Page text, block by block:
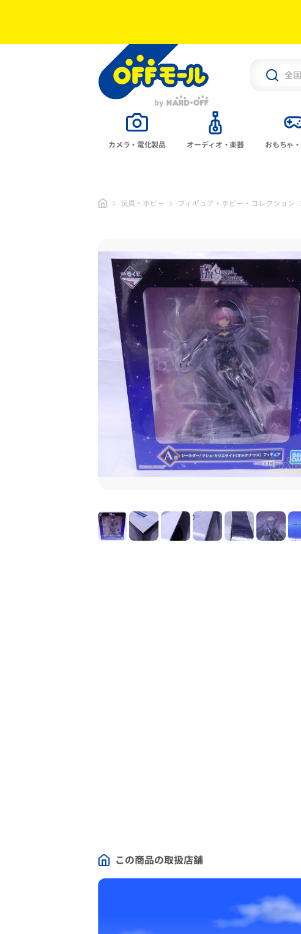
カメラ・電化製品 オーディオ・楽器 おもちゃ
玩具・ホビー フィギュア・ホビー・コレクション
この商品の取扱店舗